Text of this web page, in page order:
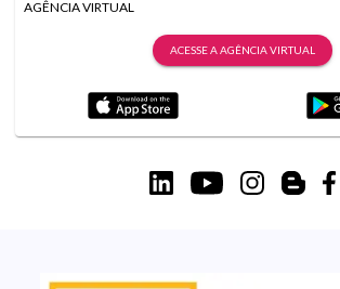
AGÊNCIA VIRTUAL
ACESSE A AGÊNCIA VIRTUAL